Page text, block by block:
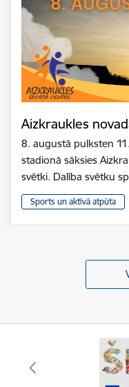
Aizkraukles
8. augustā pulksten
stadionā sāksies
svētki. Dalība svētku
Sports un aktīvā atpūta